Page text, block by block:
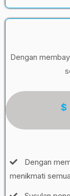
Dengan
$
Dengan
menikmati